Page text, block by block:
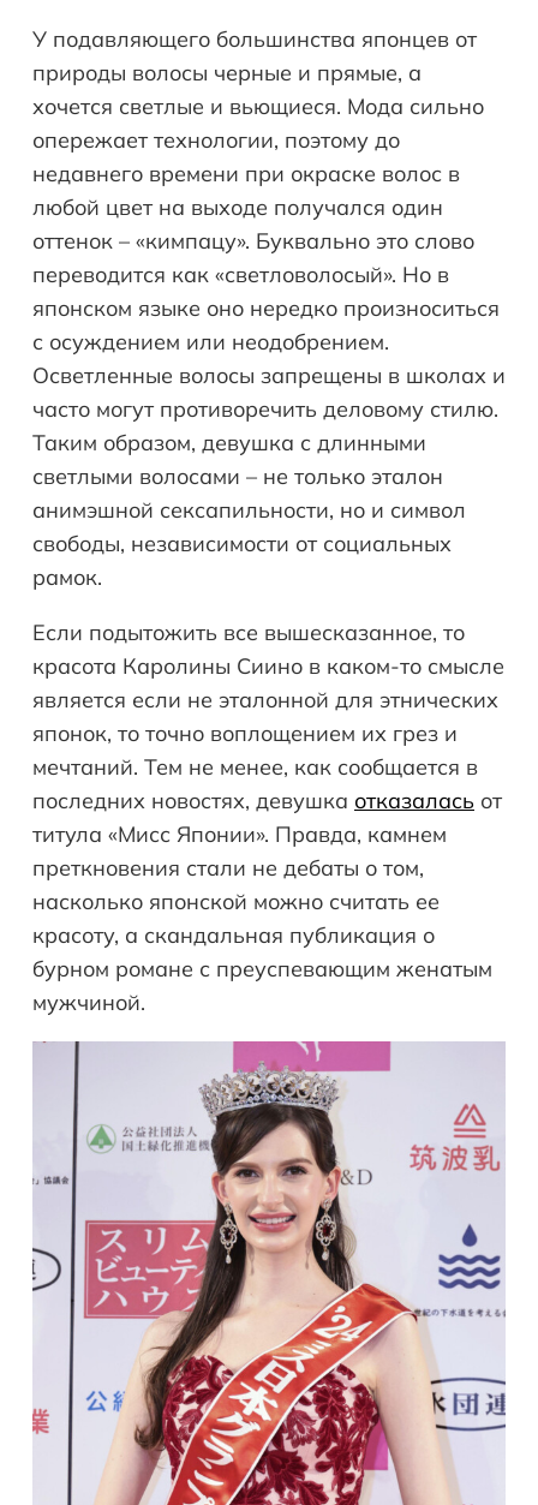
У подавляющего большинства японцев от
природы волосы черные и прямые, а
хочется светлые и вьющиеся. Мода сильно
опережает технологии, поэтому до
недавнего времени при окраске волос в
любой цвет на выходе получался один
оттенок – «кимпацу». Буквально это слово
переводится как «светловолосый». Но в
японском языке оно нередко произноситься
с осуждением или неодобрением.
Осветленные волосы запрещены в школах и
часто могут противоречить деловому стилю.
Таким образом, девушка с длинными
светлыми волосами – не только эталон
анимэшной сексапильности, но и символ
свободы, независимости от социальных
рамок.
Если подытожить все вышесказанное, то
красота Каролины Сиино в каком-то смысле
является если не эталонной для этнических
японок, то точно воплощением их грез и
мечтаний. Тем не менее, как сообщается в
последних новостях, девушка отказалась от
титула «Мисс Японии». Правда, камнем
преткновения стали не дебаты о том,
насколько японской можно считать ее
красоту, а скандальная публикация о
бурном романе с преуспевающим женатым
мужчиной.